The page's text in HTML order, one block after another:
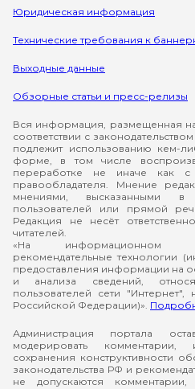
Юридическая информация
Технические требования к
Выходные данные
Обзорные статьи и пресс-релизы
Вся информация, размещенная
соответствии с
подлежит использованию кем-
форме, в том числе
переработке не иначе как с
правообладателя. Мнение
мнениями, высказанными в
пользователей или прямой
Редакция не несёт
читателей.
«На информационном
рекомендательные технологии
предоставления информации на
и анализа сведений,
пользователей сети
Российской Федерации)».
Администрация портала
модерировать
сохранения конструктивности
законодательства РФ и
не допускаются